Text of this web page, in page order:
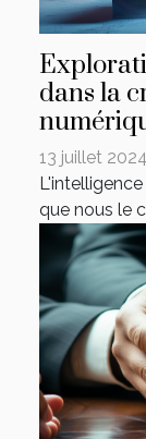
dans la
13 juillet
que nous le